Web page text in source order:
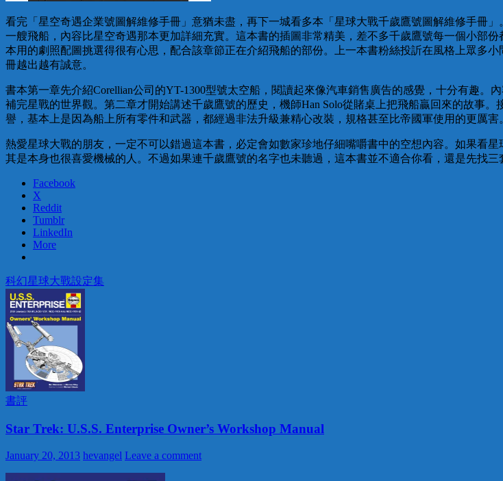
看完「星空奇遇企業號圖解維修手冊」意猶未盡，再下一城看多本「星球大戰千歲鷹號圖解維修手冊
一艘飛船，內容比星空奇遇那本更加詳細充實。這本書的插圖非常精美，差不多千歲鷹號每一個小部
本用的劇照配圖挑選得很有心思，配合該章節正在介紹飛船的部份。上一本書粉絲投訢在風格上眾多
冊越出越有誠意。
書本第一章先介紹Corellian公司的YT-1300型號太空船，閱讀起來像汽車銷售廣告的感覺，十分有趣
補完星戰的世界觀。第二章才開始講述千歲鷹號的歷史，機師Han Solo從賭桌上把飛船贏回來的故事
譽，基本上是因為船上所有零件和武器，都經過非法升級兼精心改裝，規格甚至比帝國軍使用的更厲害
熱愛星球大戰的朋友，一定不可以錯過這本書，必定會如數家珍地仔細嘴嚼書中的空想內容。如果看
其是本身也很喜愛機械的人。不過如果連千歲鷹號的名字也未聽過，這本書並不適合你看，還是先找三
Facebook
X
Reddit
Tumblr
LinkedIn
More
科幻星球大戰設定集
書評
Star Trek: U.S.S. Enterprise Owner’s Workshop Manual
January 20, 2013 hevangel Leave a comment